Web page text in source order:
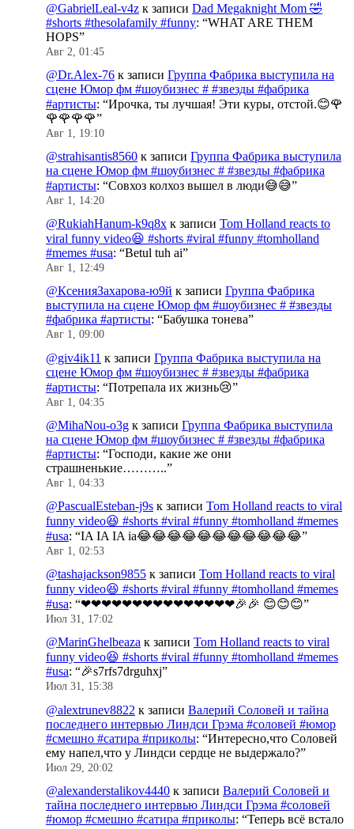
@GabrielLeal-v4z к записи Dad Megaknight Mom 🤣
#shorts #thesolafamily #funny: “WHAT ARE THEM
HOPS”
Авг 2, 01:45
@Dr.Alex-76 к записи Группа Фабрика выступила на
сцене Юмор фм #шоубизнес # #звезды #фабрика
#артисты: “Ирочка, ты лучшая! Эти куры, отстой.😊🌹
🌹🌹🌹🌹”
Авг 1, 19:10
@strahisantis8560 к записи Группа Фабрика выступила
на сцене Юмор фм #шоубизнес # #звезды #фабрика
#артисты: “Совхоз колхоз вышел в люди😅😅”
Авг 1, 14:20
@RukiahHanum-k9q8x к записи Tom Holland reacts to
viral funny video😆 #shorts #viral #funny #tomholland
#memes #usa: “Betul tuh ai”
Авг 1, 12:49
@КсенияЗахарова-ю9й к записи Группа Фабрика
выступила на сцене Юмор фм #шоубизнес # #звезды
#фабрика #артисты: “Бабушка тонева”
Авг 1, 09:00
@giv4ik11 к записи Группа Фабрика выступила на
сцене Юмор фм #шоубизнес # #звезды #фабрика
#артисты: “Потрепала их жизнь😢”
Авг 1, 04:35
@MihaNou-o3g к записи Группа Фабрика выступила
на сцене Юмор фм #шоубизнес # #звезды #фабрика
#артисты: “Господи, какие же они
страшненькие………..”
Авг 1, 04:33
@PascualEsteban-j9s к записи Tom Holland reacts to viral
funny video😆 #shorts #viral #funny #tomholland #memes
#usa: “IA IA IA ia😂😂😂😂😂😂😂😂😂😂😂”
Авг 1, 02:53
@tashajackson9855 к записи Tom Holland reacts to viral
funny video😆 #shorts #viral #funny #tomholland #memes
#usa: “❤❤❤❤❤❤❤❤❤❤❤❤❤❤❤🎉🎉 😊😊😊”
Июл 31, 17:02
@MarinGhelbeaza к записи Tom Holland reacts to viral
funny video😆 #shorts #viral #funny #tomholland #memes
#usa: “🎉s7rfs7drguhxj”
Июл 31, 15:38
@alextrunev8822 к записи Валерий Соловей и тайна
последнего интервью Линдси Грэма #соловей #юмор
#смешно #сатира #приколы: “Интересно,что Соловей
ему напел,что у Линдси сердце не выдержало?”
Июл 29, 20:02
@alexanderstalikov4440 к записи Валерий Соловей и
тайна последнего интервью Линдси Грэма #соловей
#юмор #смешно #сатира #приколы: “Теперь всё встало